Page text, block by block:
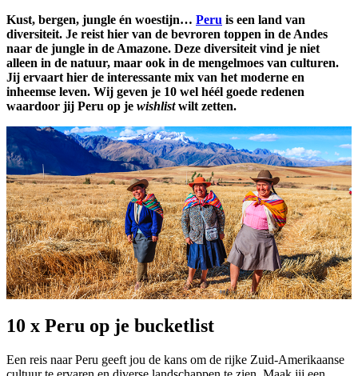
Kust, bergen, jungle én woestijn… Peru is een land van
diversiteit. Je reist hier van de bevroren toppen in de Andes
naar de jungle in de Amazone. Deze diversiteit vind je niet
alleen in de natuur, maar ook in de mengelmoes van culturen.
Jij ervaart hier de interessante mix van het moderne en
inheemse leven. Wij geven je 10 wel héél goede redenen
waardoor jij Peru op je wishlistwilt zetten.
10 x Peru op je bucketlist
Een reis naar Peru geeft jou de kans om de rijke Zuid-Amerikaanse